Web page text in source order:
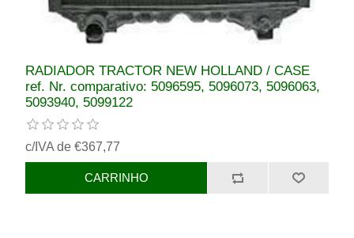
RADIADOR TRACTOR NEW HOLLAND / CASE
ref. Nr. comparativo: 5096595, 5096073, 5096063,
5093940, 5099122
c/IVA de €367,77